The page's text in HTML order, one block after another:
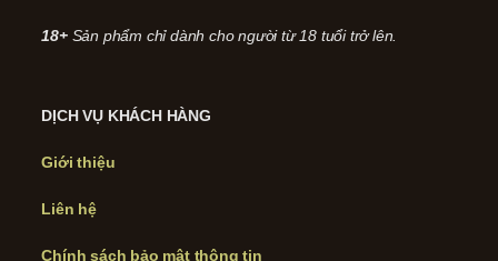
18+ Sản phẩm chỉ dành cho người từ 18 tuổi trở lên.
DỊCH VỤ KHÁCH HÀNG
Giới thiệu
Liên hệ
Chính sách bảo mật thông tin